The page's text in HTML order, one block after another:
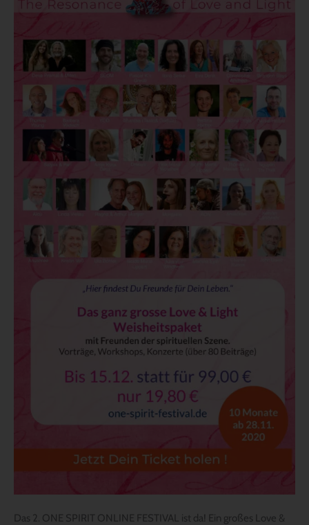
Das 2. ONE SPIRIT ONLINE FESTIVAL ist da! Ein großes Love &
FESTIVAL